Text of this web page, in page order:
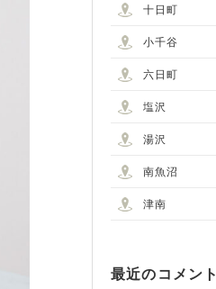
十日町
小千谷
六日町
塩沢
湯沢
南魚沼
津南
最近のコメント